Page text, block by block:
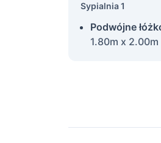
Sypialnia 1
Podwójne
1.80m x 2.00m